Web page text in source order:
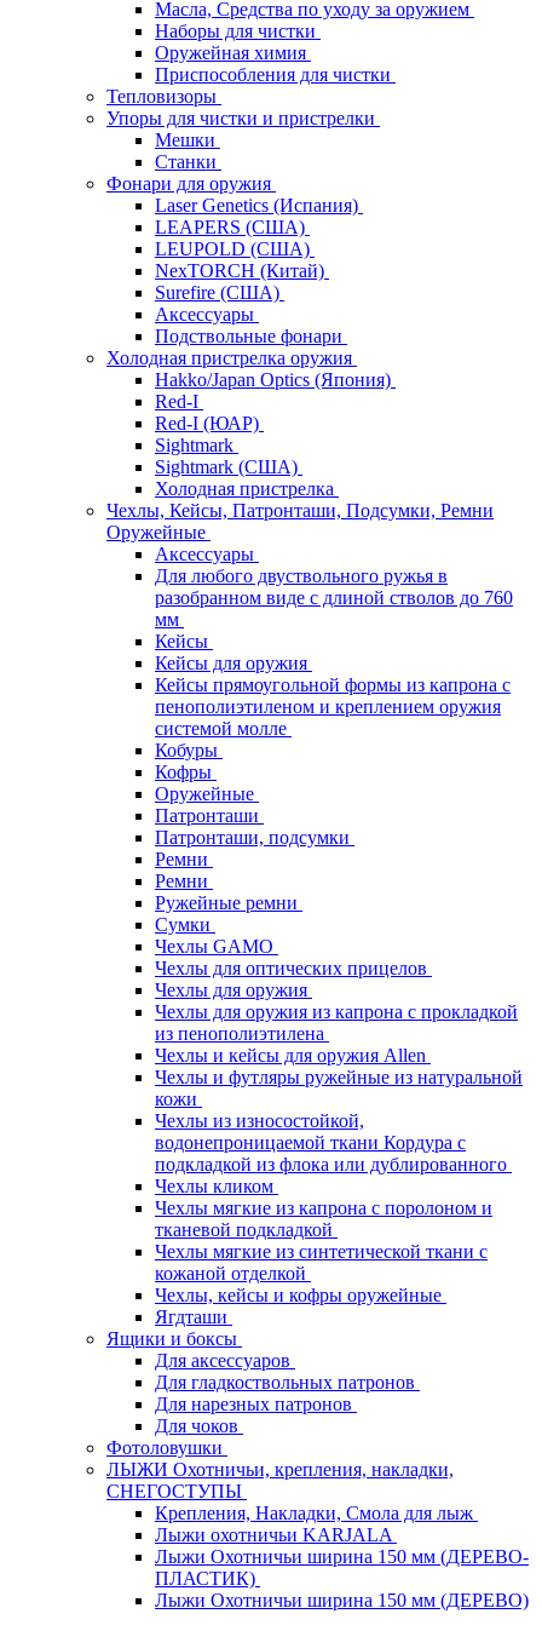
Масла, Средства по уходу за оружием
Наборы для чистки
Оружейная химия
Приспособления для чистки
Тепловизоры
Упоры для чистки и пристрелки
Мешки
Станки
Фонари для оружия
Laser Genetics (Испания)
LEAPERS (США)
LEUPOLD (США)
NexTORCH (Китай)
Surefire (США)
Аксессуары
Подствольные фонари
Холодная пристрелка оружия
Hakko/Japan Optics (Япония)
Red-I
Red-I (ЮАР)
Sightmark
Sightmark (США)
Холодная пристрелка
Чехлы, Кейсы, Патронташи, Подсумки, Ремни
Оружейные
Аксессуары
Для любого двуствольного ружья в
разобранном виде с длиной стволов до 760
мм
Кейсы
Кейсы для оружия
Кейсы прямоугольной формы из капрона с
пенополиэтиленом и креплением оружия
системой молле
Кобуры
Кофры
Оружейные
Патронташи
Патронташи, подсумки
Ремни
Ремни
Ружейные ремни
Сумки
Чехлы GAMO
Чехлы для оптических прицелов
Чехлы для оружия
Чехлы для оружия из капрона с прокладкой
из пенополиэтилена
Чехлы и кейсы для оружия Allen
Чехлы и футляры ружейные из натуральной
кожи
Чехлы из износостойкой,
водонепроницаемой ткани Кордура с
подкладкой из флока или дублированного
Чехлы кликом
Чехлы мягкие из капрона с поролоном и
тканевой подкладкой
Чехлы мягкие из синтетической ткани с
кожаной отделкой
Чехлы, кейсы и кофры оружейные
Ягдташи
Ящики и боксы
Для аксессуаров
Для гладкоствольных патронов
Для нарезных патронов
Для чоков
Фотоловушки
ЛЫЖИ Охотничьи, крепления, накладки,
СНЕГОСТУПЫ
Крепления, Накладки, Смола для лыж
Лыжи охотничьи KARJALA
Лыжи Охотничьи ширина 150 мм (ДЕРЕВО-
ПЛАСТИК)
Лыжи Охотничьи ширина 150 мм (ДЕРЕВО)